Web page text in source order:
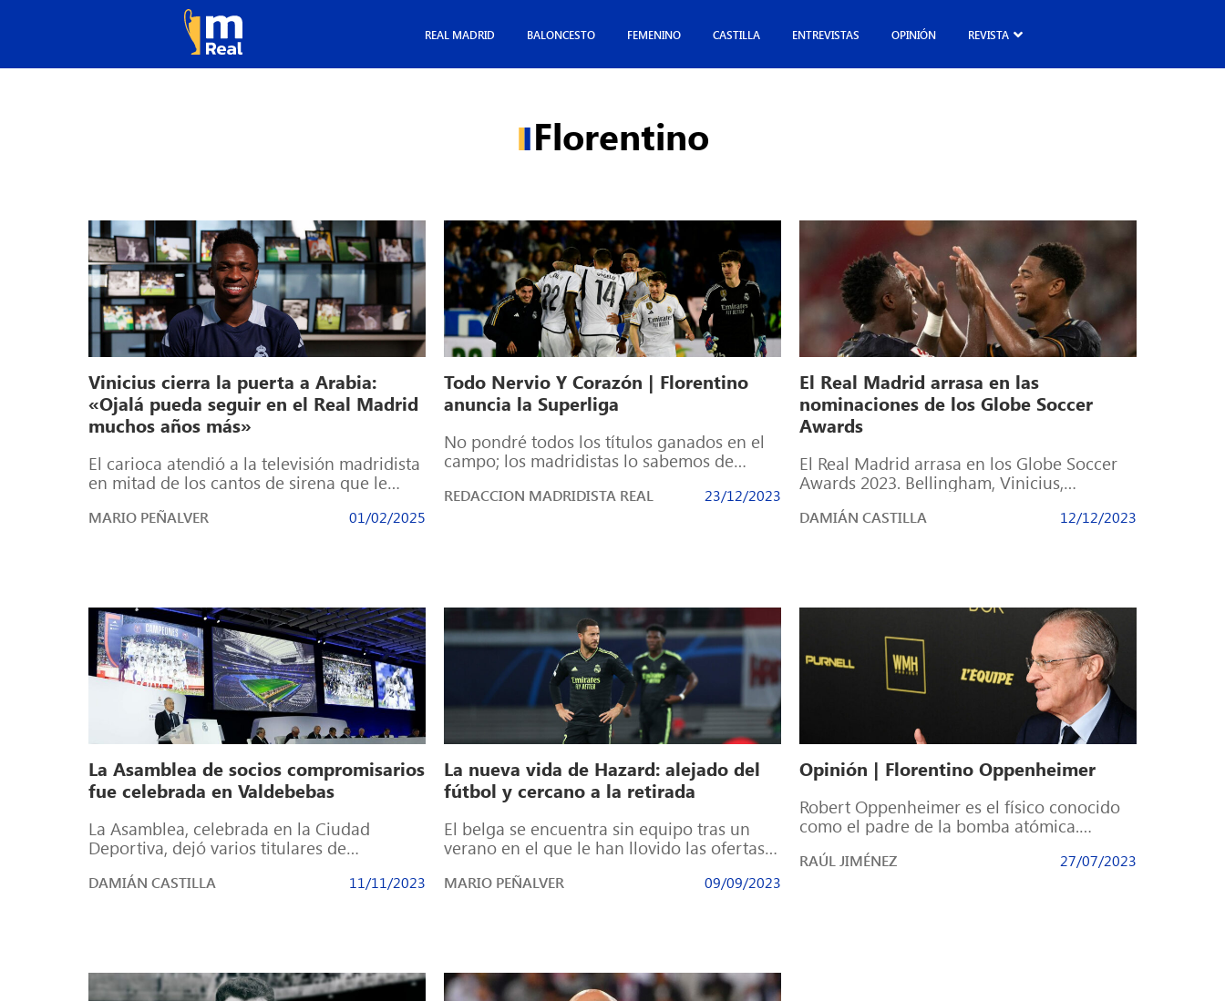
REAL MADRID BALONCESTO FEMENINO CASTILLA ENTREVISTAS OPINIÓN REVISTA
Florentino
Vinicius cierra la puerta a Arabia:
«Ojalá pueda seguir en el Real Madrid
muchos años más»
El carioca atendió a la televisión madridista
en mitad de los cantos de sirena que le
MARIO PEÑALVER 01/02/2025
Todo Nervio Y Corazón | Florentino
anuncia la Superliga
No pondré todos los títulos ganados en el
campo; los madridistas lo sabemos de
REDACCION MADRIDISTA REAL 23/12/2023
El Real Madrid arrasa en las
nominaciones de los Globe Soccer
Awards
El Real Madrid arrasa en los Globe Soccer
Awards 2023. Bellingham, Vinicius,
Caicedo, Carlo Ancelotti […]
DAMIÁN CASTILLA 12/12/2023
La Asamblea de socios compromisarios
fue celebrada en Valdebebas
La Asamblea, celebrada en la Ciudad
Deportiva, dejó varios titulares de
UEFA. Se […]
DAMIÁN CASTILLA 11/11/2023
La nueva vida de Hazard: alejado del
fútbol y cercano a la retirada
El belga se encuentra sin equipo tras un
verano en el que le han llovido las ofertas
MARIO PEÑALVER 09/09/2023
Opinión | Florentino Oppenheimer
Robert Oppenheimer es el físico conocido
como el padre de la bomba atómica.
[…]
RAÚL JIMÉNEZ 27/07/2023